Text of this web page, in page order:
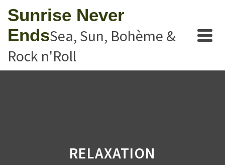
Sunrise Never
EndsSea, Sun, Bohème &
Rock n'Roll
RELAXATION